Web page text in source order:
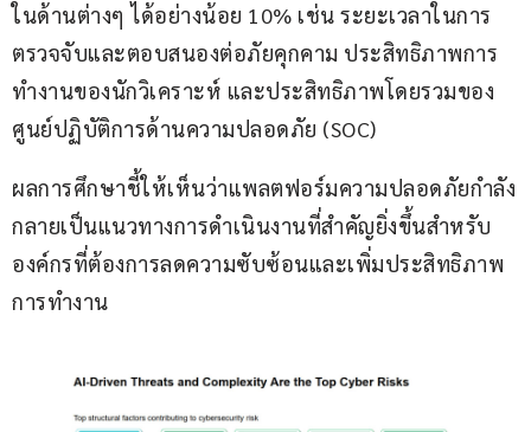
ในด้านต่างๆ ได้อย่างน้อย 10% เช่น ระยะเวลาในการ
ตรวจจับและตอบสนองต่อภัยคุกคาม ประสิทธิภาพการ
ทำงานของนักวิเคราะห์ และประสิทธิภาพโดยรวมของ
ศูนย์ปฏิบัติการด้านความปลอดภัย (SOC)
ผลการศึกษาชี้ให้เห็นว่าแพลตฟอร์มความปลอดภัยกำลัง
กลายเป็นแนวทางการดำเนินงานที่สำคัญยิ่งขึ้นสำหรับ
องค์กรที่ต้องการลดความซับซ้อนและเพิ่มประสิทธิภาพ
การทำงาน